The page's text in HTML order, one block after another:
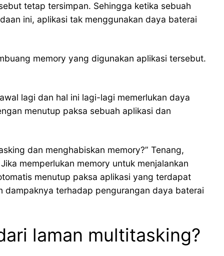
tetap tersimpan. Sehingga ketika sebuah
ini, aplikasi tak menggunakan daya baterai
memory yang digunakan aplikasi tersebut.
lagi dan hal ini lagi-lagi memerlukan daya
menutup paksa sebuah aplikasi dan
dan menghabiskan memory?” Tenang,
memperlukan memory untuk menjalankan
menutup paksa aplikasi yang terdapat
dampaknya terhadap pengurangan daya baterai
laman multitasking?